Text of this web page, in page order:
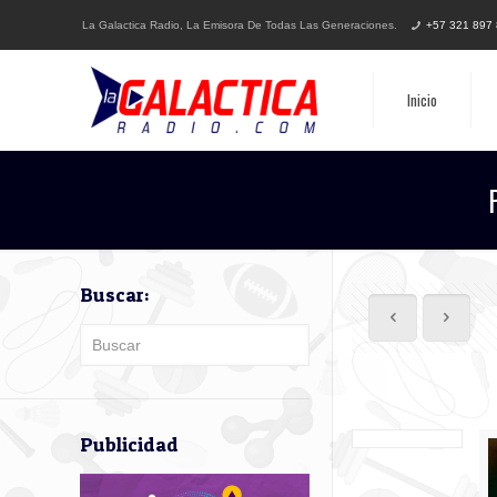
La Galactica Radio, La Emisora De Todas Las Generaciones. +57 321 897
Inicio
Buscar:
Publicidad